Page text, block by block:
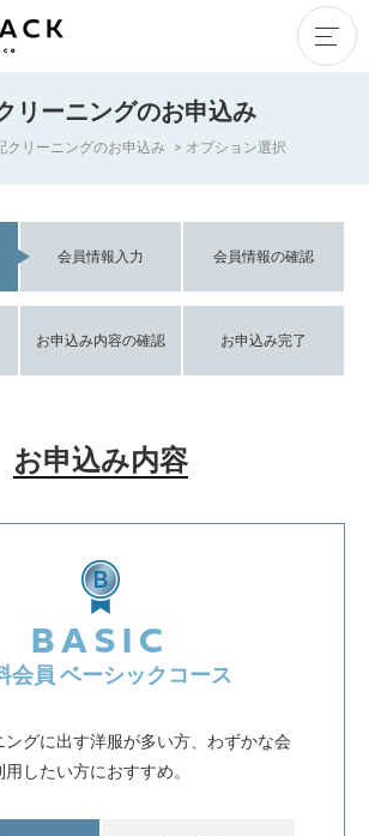
リーニングのお申込み
クリーニングのお申込み オプション選択
会員情報入力 会員情報の確認
お申込み内容の確認 お申込み完了
お申込み内容
BASIC
会員 ベーシックコース
ングに出す洋服が多い方、わずかな会
したい方におすすめ。